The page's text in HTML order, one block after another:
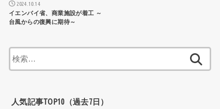
2024.10.14
イエンバイ省、商業施設が着工 ～
台風からの復興に期待～
索:
人気記事TOP10（過去7日）